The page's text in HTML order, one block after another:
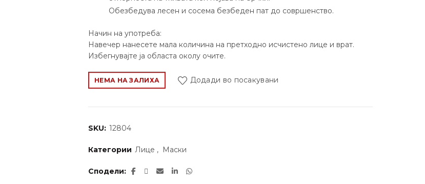
Обезбедува лесен и сосема безбеден пат до совршенство.
Начин на употреба:
Навечер нанесете мала количина на претходно исчистено лице и врат.
Избегнувајте ја областа околу очите.
НЕМА НА ЗАЛИХА Додади во посакувани
SKU: 12804
Категории Лице , Маски
Сподели